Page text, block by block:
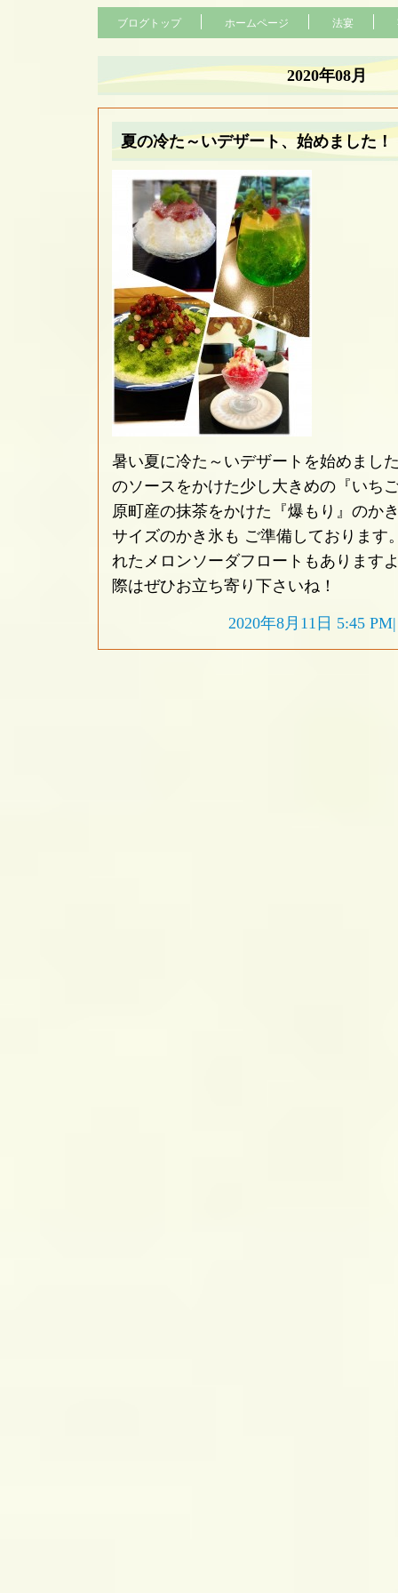
ブログトップ ホームページ 法宴
2020年08月
夏の冷た～いデザート、始めました！
暑い夏に冷た～いデザートを始めまし
のソースをかけた少し大きめの『いち
原町産の抹茶をかけた『爆もり』のか
サイズのかき氷も ご準備しております
れたメロンソーダフロートもあります
際はぜひお立ち寄り下さいね！
2020年8月11日 5:45